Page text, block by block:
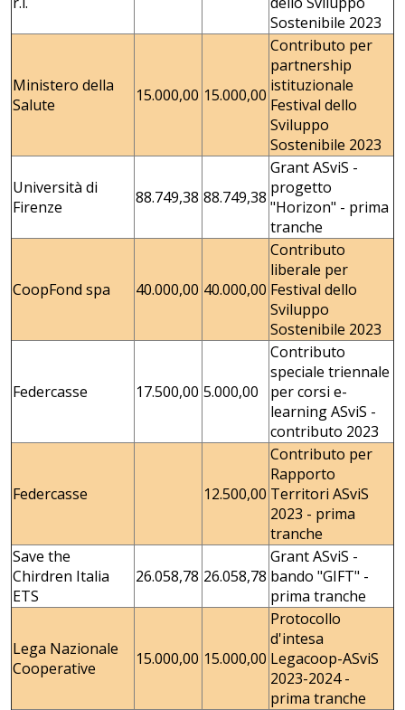
Sostenibile 2023
Ministero della
Salute
15.000,00 15.000,00
Contributo per
partnership
istituzionale
Festival dello
Sviluppo
Sostenibile 2023
Università di
Firenze
88.749,38 88.749,38
Grant ASviS -
progetto
"Horizon" - prima
tranche
CoopFond spa 40.000,00 40.000,00
Contributo
liberale per
Festival dello
Sviluppo
Sostenibile 2023
Federcasse 17.500,00 5.000,00
Contributo
speciale triennale
per corsi e-
learning ASviS -
contributo 2023
Federcasse 12.500,00
Contributo per
Rapporto
Territori ASviS
2023 - prima
tranche
Save the
Chirdren Italia
ETS
26.058,78 26.058,78
Grant ASviS -
bando "GIFT" -
prima tranche
Lega Nazionale
Cooperative
15.000,00 15.000,00
Protocollo
d'intesa
Legacoop-ASviS
2023-2024 -
prima tranche